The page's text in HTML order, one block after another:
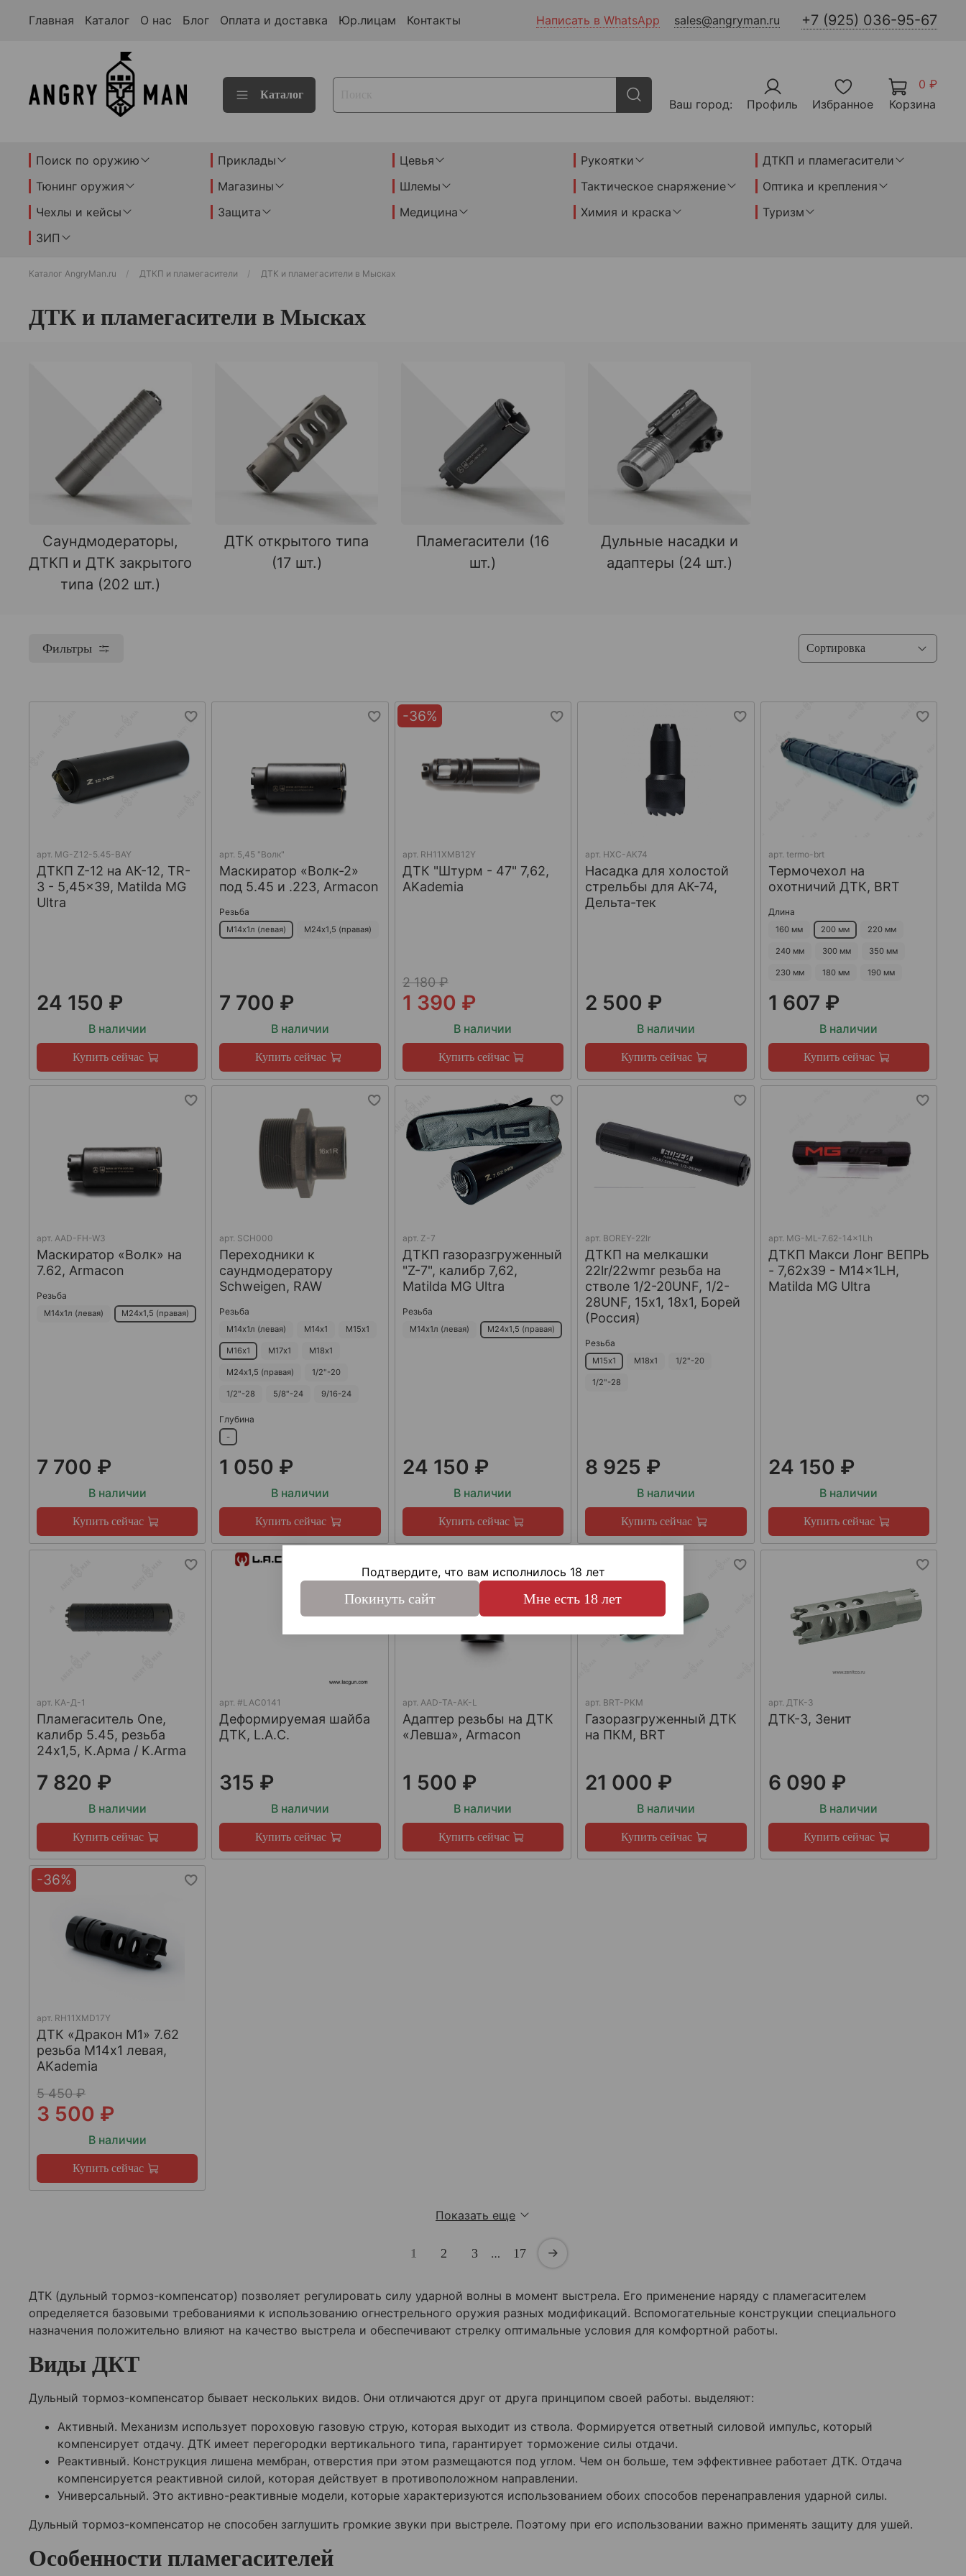
Главная Каталог О нас Блог Оплата и доставка Юр.лицам Контакты Написать в WhatsApp sales@angryman.ru +7 (925) 036-95-67
Каталог
Ваш город: Профиль Избранное
0 ₽
Корзина
Поиск по оружию Приклады Цевья Рукоятки
ДТКП и пламегасители
Тюнинг оружия
Магазины Шлемы Тактическое снаряжение
Оптика и крепления
Чехлы и кейсы
Защита Медицина Химия и краска
Туризм
ЗИП
Каталог AngryMan.ru ДТКП и пламегасители ДТК и пламегасители в Мысках
ДТК и пламегасители в Мысках
Саундмодераторы,
ДТКП и ДТК закрытого
типа (202 шт.)
ДТК открытого типа
(17 шт.)
Пламегасители (16
шт.)
Дульные насадки и
адаптеры (24 шт.)
Фильтры
арт. MG-Z12-5.45-BAY
ДТКП Z-12 на АК-12, TR-
3 - 5,45x39, Matilda MG
Ultra
24 150 ₽
В наличии
Купить сейчас
арт. 5,45 "Волк"
Маскиратор «Волк-2»
под 5.45 и .223, Armacon
Резьба
М14х1л (левая) М24х1,5 (правая)
7 700 ₽
В наличии
Купить сейчас
-36%
арт. RH11XMB12Y
ДТК "Штурм - 47" 7,62,
AKademia
2 180 ₽
1 390 ₽
В наличии
Купить сейчас
арт. НХС-АК74
Насадка для холостой
стрельбы для АК-74,
Дельта-тек
2 500 ₽
В наличии
Купить сейчас
арт. termo-brt
Термочехол на
охотничий ДТК, BRT
Длина
160 мм 200 мм 220 мм
240 мм 300 мм 350 мм
230 мм 180 мм 190 мм
1 607 ₽
В наличии
Купить сейчас
арт. AAD-FH-W3
Маскиратор «Волк» на
7.62, Armacon
Резьба
М14х1л (левая) М24х1,5 (правая)
7 700 ₽
В наличии
Купить сейчас
арт. SCH000
Переходники к
саундмодератору
Schweigen, RAW
Резьба
М14х1л (левая) М14х1 М15х1
М16х1 М17х1 М18х1
М24х1,5 (правая) 1/2"-20
1/2"-28 5/8"-24 9/16-24
Глубина
-
1 050 ₽
В наличии
Купить сейчас
арт. Z-7
ДТКП газоразгруженный
"Z-7", калибр 7,62,
Matilda MG Ultra
Резьба
М14х1л (левая) М24х1,5 (правая)
24 150 ₽
В наличии
Купить сейчас
арт. BOREY-22lr
ДТКП на мелкашки
22lr/22wmr резьба на
стволе 1/2-20UNF, 1/2-
28UNF, 15х1, 18х1, Борей
(Россия)
Резьба
М15х1 М18х1 1/2"-20
1/2"-28
8 925 ₽
В наличии
Купить сейчас
арт. MG-ML-7.62-14x1Lh
ДТКП Макси Лонг ВЕПРЬ
- 7,62x39 - M14x1LH,
Matilda MG Ultra
24 150 ₽
В наличии
Купить сейчас
арт. КА-Д-1
Пламегаситель One,
калибр 5.45, резьба
24х1,5, К.Арма / K.Arma
7 820 ₽
В наличии
Купить сейчас
арт.#LAC0141
Деформируемая шайба
ДТК, L.A.C.
315 ₽
В наличии
Купить сейчас
арт. AAD-TA-AK-L
Адаптер резьбы на ДТК
«Левша», Armacon
1 500 ₽
В наличии
Купить сейчас
арт. BRT-PKM
Газоразгруженный ДТК
на ПКМ, BRT
21 000 ₽
В наличии
Купить сейчас
арт. ДТК-3
ДТК-3, Зенит
6 090 ₽
В наличии
Купить сейчас
-36%
арт. RH11XMD17Y
ДТК «Дракон М1» 7.62
резьба М14х1 левая,
AKademia
5 450 ₽
3 500 ₽
В наличии
Купить сейчас
Показать еще
1 2 3 … 17
ДТК (дульный тормоз-компенсатор) позволяет регулировать силу ударной волны в момент выстрела. Его применение наряду с пламегасителем
определяется базовыми требованиями к использованию огнестрельного оружия разных модификаций. Вспомогательные конструкции специального
назначения положительно влияют на качество выстрела и обеспечивают стрелку оптимальные условия для комфортной работы.
Виды ДКТ
Дульный тормоз-компенсатор бывает нескольких видов. Они отличаются друг от друга принципом своей работы. выделяют:
Активный. Механизм использует пороховую газовую струю, которая выходит из ствола. Формируется ответный силовой импульс, который
компенсирует отдачу. ДТК имеет перегородки вертикального типа, гарантирует торможение силы отдачи.
Реактивный. Конструкция лишена мембран, отверстия при этом размещаются под углом. Чем он больше, тем эффективнее работает ДТК. Отдача
компенсируется реактивной силой, которая действует в противоположном направлении.
Универсальный. Это активно-реактивные модели, которые характеризуются использованием обоих способов перенаправления ударной силы.
Дульный тормоз-компенсатор не способен заглушить громкие звуки при выстреле. Поэтому при его использовании важно применять защиту для ушей.
Особенности пламегасителей
Подтвердите, что вам исполнилось 18 лет
Покинуть сайт Мне есть 18 лет